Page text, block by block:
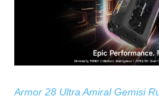
Armor 28 Ultra Amiral Gemisi